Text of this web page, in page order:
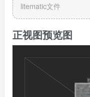
litematic文件
正视图预览图